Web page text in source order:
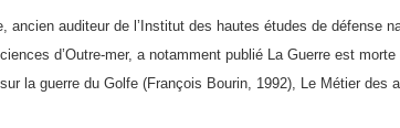
ancien auditeur de l’Institut des hautes études de défense
d’Outre-mer, a notamment publié La Guerre est
la guerre du Golfe (François Bourin, 1992), Le Métier des